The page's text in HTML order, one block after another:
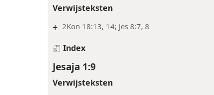
Verwijsteksten
+ 2Kon 18:13, 14; Jes 8:7, 8
Index
Jesaja 1:9
Verwijsteksten